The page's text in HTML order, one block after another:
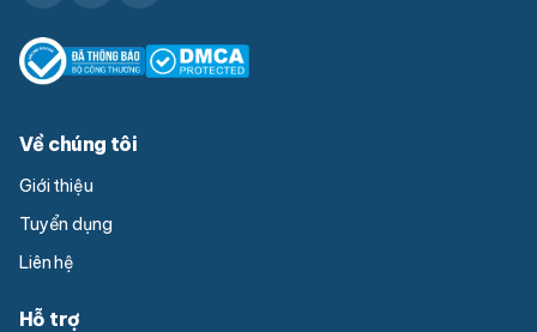
Về chúng tôi
Giới thiệu
Tuyển dụng
Liên hệ
Hỗ trợ